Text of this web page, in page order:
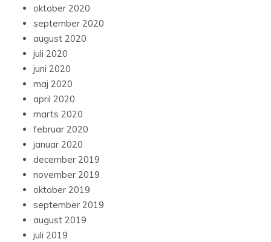
oktober 2020
september 2020
august 2020
juli 2020
juni 2020
maj 2020
april 2020
marts 2020
februar 2020
januar 2020
december 2019
november 2019
oktober 2019
september 2019
august 2019
juli 2019